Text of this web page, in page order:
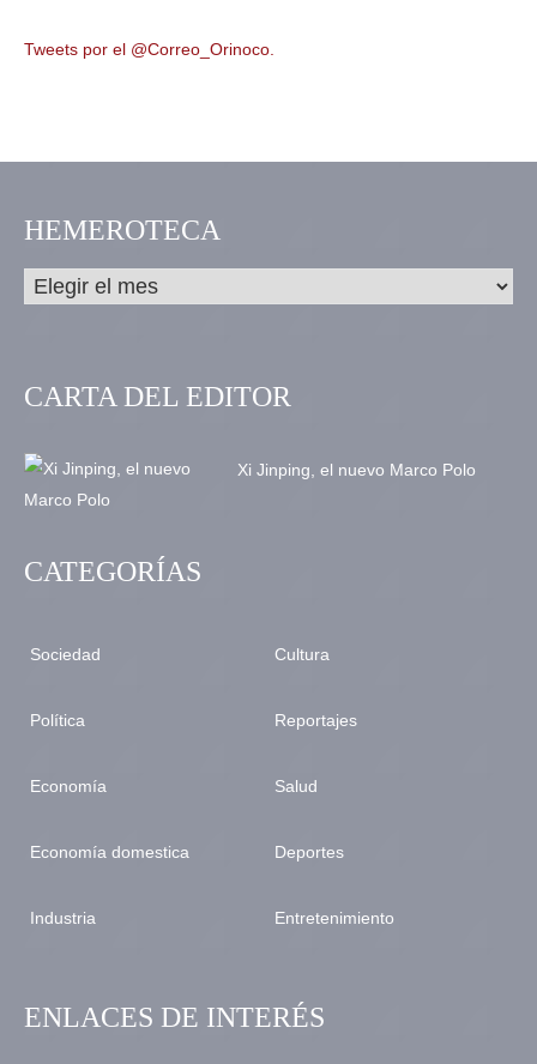
Tweets por el @Correo_Orinoco.
HEMEROTECA
CARTA DEL EDITOR
Xi Jinping, el nuevo Marco Polo
CATEGORÍAS
Sociedad
Política
Economía
Economía domestica
Industria
Cultura
Reportajes
Salud
Deportes
Entretenimiento
ENLACES DE INTERÉS